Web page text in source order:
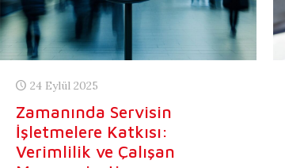
24 Eylül 2025
Zamanında Servisin
İşletmelere Katkısı:
Verimlilik ve Çalışan